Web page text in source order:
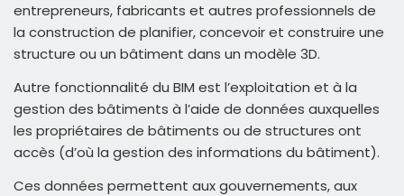
entrepreneurs, fabricants et autres professionnels de
la construction de planifier, concevoir et construire une
structure ou un bâtiment dans un modèle 3D.
Autre fonctionnalité du BIM est l’exploitation et à la
gestion des bâtiments à l’aide de données auxquelles
les propriétaires de bâtiments ou de structures ont
accès (d’où la gestion des informations du bâtiment).
Ces données permettent aux gouvernements, aux